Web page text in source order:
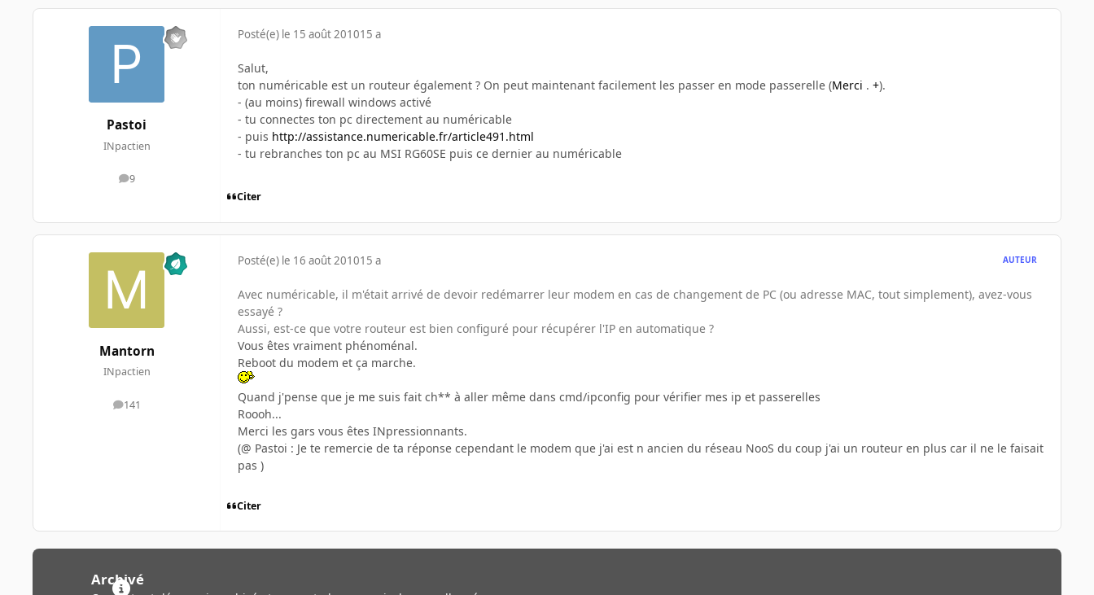
Pastoi
INpactien
9
messages
Posté(e) le 15 août 201015 a
Salut,
ton numéricable est un routeur également ? On peut maintenant facilement les passer en mode passerelle (Merci . +).
- (au moins) firewall windows activé
- tu connectes ton pc directement au numéricable
- puis http://assistance.numericable.fr/article491.html
- tu rebranches ton pc au MSI RG60SE puis ce dernier au numéricable
Citer
Mantorn
INpactien
141
messages
Posté(e) le 16 août 201015 a AUTEUR
Avec numéricable, il m'était arrivé de devoir redémarrer leur modem en cas de changement de PC (ou adresse MAC, tout simplement), avez-vous
essayé ?
Aussi, est-ce que votre routeur est bien configuré pour récupérer l'IP en automatique ?
Vous êtes vraiment phénoménal.
Reboot du modem et ça marche.
Quand j'pense que je me suis fait ch** à aller même dans cmd/ipconfig pour vérifier mes ip et passerelles
Roooh...
Merci les gars vous êtes INpressionnants.
(@ Pastoi : Je te remercie de ta réponse cependant le modem que j'ai est n ancien du réseau NooS du coup j'ai un routeur en plus car il ne le faisait
pas )
Citer
Archivé